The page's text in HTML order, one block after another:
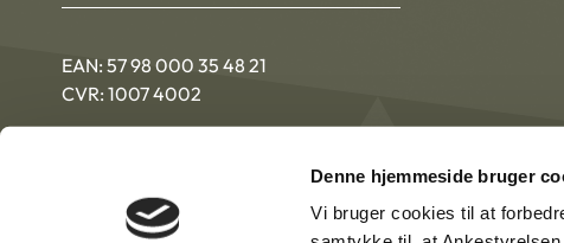
Denne hjemmeside bruger
Vi bruger cookies til at
EAN: 57 98 000 35 48 21
CVR: 1007 4002